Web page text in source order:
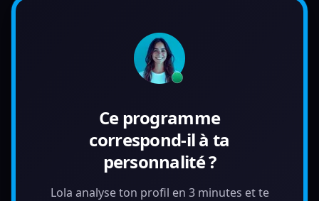
Ce programme
correspond-il à ta
personnalité ?
Lola analyse ton profil en 3 minutes et te